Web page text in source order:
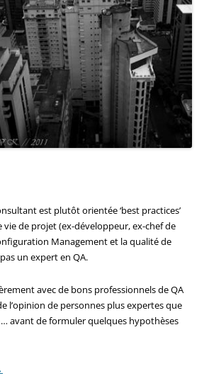
est plutôt orientée ‘best practices’
vie de projet (ex-développeur, ex-chef de
Management et la qualité de
un expert en QA.
avec de bons professionnels de QA
l’opinion de personnes plus expertes que
avant de formuler quelques hypothèses